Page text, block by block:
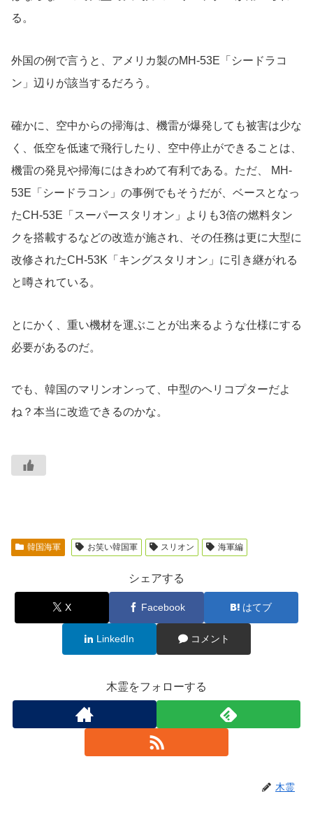
る。
外国の例で言うと、アメリカ製のMH-53E「シードラコ
ン」辺りが該当するだろう。
確かに、空中からの掃海は、機雷が爆発しても被害は少な
く、低空を低速で飛行したり、空中停止ができることは、
機雷の発見や掃海にはきわめて有利である。ただ、 MH-
53E「シードラコン」の事例でもそうだが、ベースとなっ
たCH-53E「スーパースタリオン」よりも3倍の燃料タン
クを搭載するなどの改造が施され、その任務は更に大型に
改修されたCH-53K「キングスタリオン」に引き継がれる
と噂されている。
とにかく、重い機材を運ぶことが出来るような仕様にする
必要があるのだ。
でも、韓国のマリンオンって、中型のヘリコプターだよ
ね？本当に改造できるのかな。
韓国海軍 お笑い韓国軍 スリオン 海軍編
シェアする
X Facebook はてブ
LinkedIn コメント
木霊をフォローする
木霊